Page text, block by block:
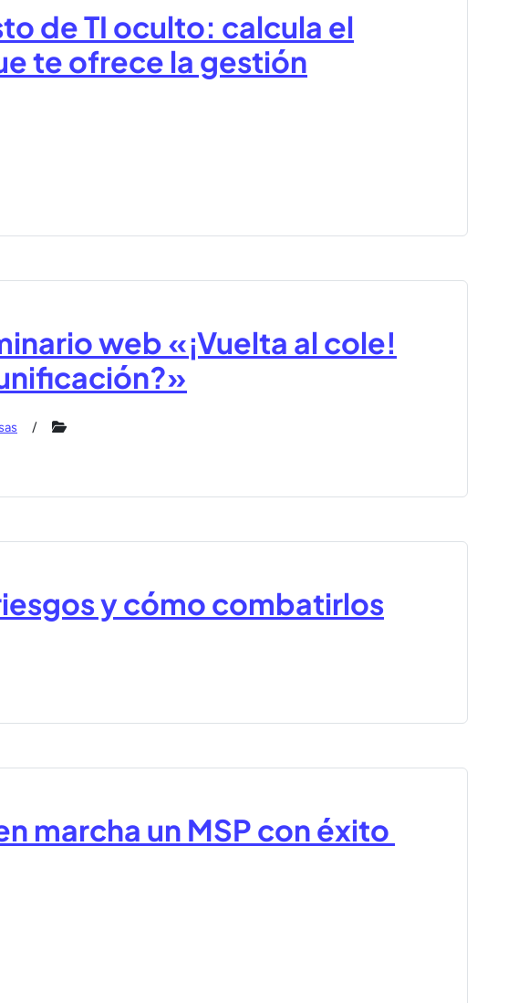
de TI oculto: calcula el
te ofrece la gestión
web «¡Vuelta al cole!
y cómo combatirlos
marcha un MSP con éxito